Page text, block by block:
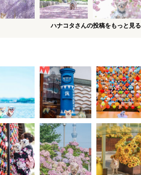
ハナコタさんの投稿をもっと見る